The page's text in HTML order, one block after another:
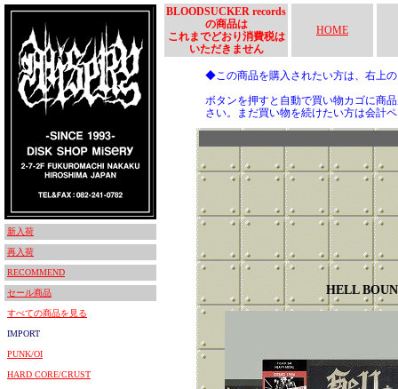
新入荷
再入荷
RECOMMEND
セール商品
すべての商品を見る
IMPORT
PUNK/OI
HARD CORE/CRUST
BLOODSUCKER records
の商品は
これまでどおり消費税は
いただきません
HOME
◆この商品を購入されたい方は、右上
ボタンを押すと自動で買い物カゴに商
さい。まだ買い物を続けたい方は会計
HELL